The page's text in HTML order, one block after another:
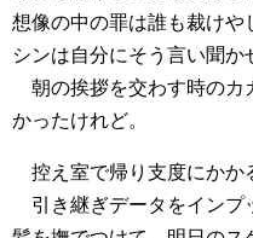
想像の中の罪は誰も裁けや
シンは自分にそう言い聞か
朝の挨拶を交わす時のカ
かったけれど。
控え室で帰り支度にかか
引き継ぎデータをインプ